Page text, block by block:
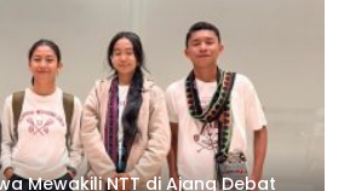
Mewakili NTT di Ajang Debat